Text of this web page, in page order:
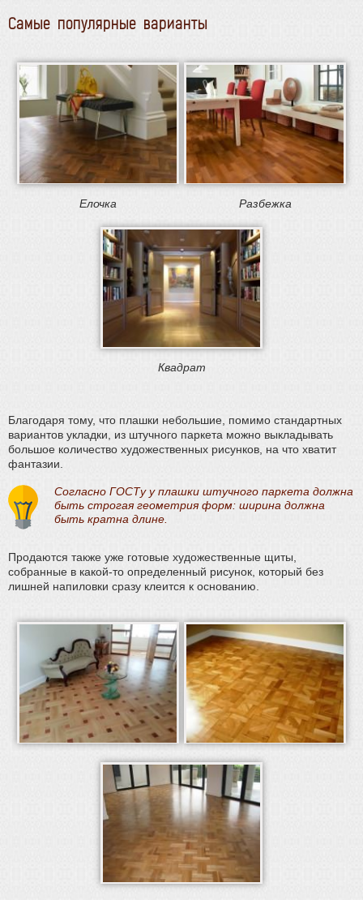
Самые популярные варианты
Елочка Разбежка
Квадрат
Благодаря тому, что плашки небольшие, помимо стандартных
вариантов укладки, из штучного паркета можно выкладывать
большое количество художественных рисунков, на что хватит
фантазии.
Согласно ГОСТу у плашки штучного паркета должна
быть строгая геометрия форм: ширина должна
быть кратна длине.
Продаются также уже готовые художественные щиты,
собранные в какой-то определенный рисунок, который без
лишней напиловки сразу клеится к основанию.